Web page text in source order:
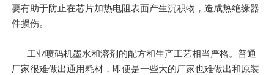
要有助于防止在芯片加热电阻表面产生沉积物，造成热绝缘器
件损伤。
工业喷码机墨水和溶剂的配方和生产工艺相当严格。普通
厂家很难做出通用耗材，即便是一些大的厂家也难做出和原装